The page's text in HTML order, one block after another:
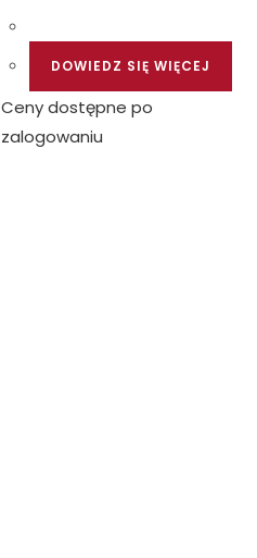
DOWIEDZ SIĘ WIĘCEJ
Ceny dostępne po
zalogowaniu